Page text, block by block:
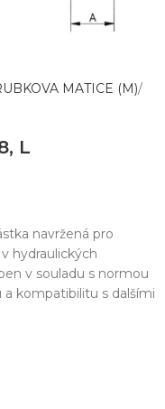
MATICE (M)
L
navržená pro
hydraulických
v souladu s normou
a kompatibilitu s dalšími